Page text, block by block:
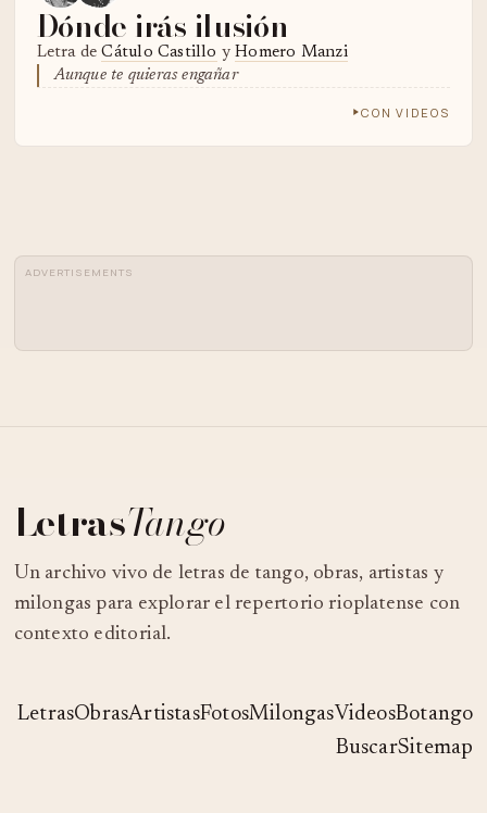
Dónde irás ilusión
Letra deCátulo Castillo yHomero Manzi
Aunque te quieras engañar
CON VIDEOS
ADVERTISEMENTS
LetrasTango
Un archivo vivo de letras de tango, obras, artistas y
milongas para explorar el repertorio rioplatense con
contexto editorial.
LetrasObrasArtistasFotosMilongasVideosBotango
BuscarSitemap